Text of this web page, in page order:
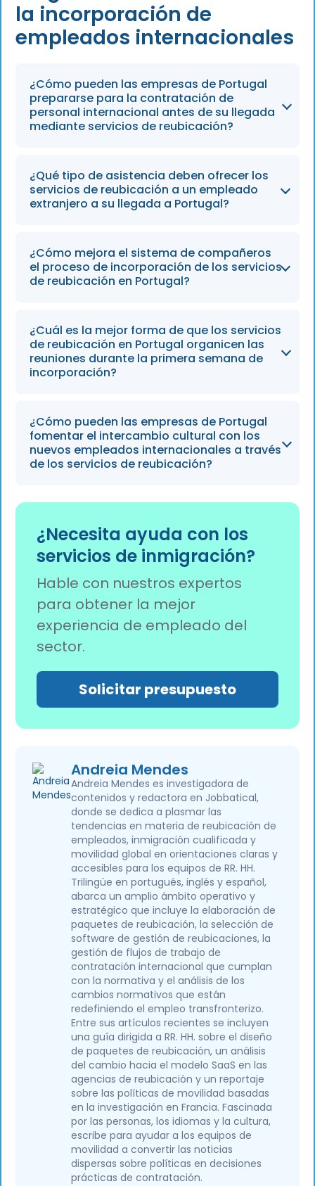
la incorporación de
empleados internacionales
¿Cómo pueden las empresas de Portugal
prepararse para la contratación de
personal internacional antes de su llegada
mediante servicios de reubicación?
Las empresas deberían programar reuniones
en equipo antes de la llegada y abordar
cuestiones prácticas como el alojamiento y
oficinas será una práctica habitual en la
integración del talento internacional.
¿Qué tipo de asistencia deben ofrecer los
servicios de reubicación a un empleado
extranjero a su llegada a Portugal?
Un detalle personal, como que los
compañeros de trabajo reciban al nuevo
empleado en el aeropuerto y le entreguen un
considerablemente la adaptación a un nuevo
país.
¿Cómo mejora el sistema de compañeros
el proceso de incorporación de los servicios
de reubicación en Portugal?
Emparejar a un nuevo empleado con un
compañero de otro departamento les ayuda
a familiarizarse tanto con el lugar de trabajo
como con la ciudad. Se prevé que este
reubicación exitosas hasta 2026.
¿Cuál es la mejor forma de que los servicios
de reubicación en Portugal organicen las
reuniones durante la primera semana de
incorporación?
Es fundamental reducir al mínimo las
reuniones para permitir el descanso y la
adaptación. Abrumar a los nuevos empleados
internacionales con sesiones consecutivas
integración a largo plazo.
¿Cómo pueden las empresas de Portugal
fomentar el intercambio cultural con los
nuevos empleados internacionales a través
de los servicios de reubicación?
Los equipos deberían invitar a los nuevos
empleados a compartir tradiciones o
costumbres de su cultura de origen. Esto
fomenta la inclusión y celebra la diversidad
única que el talento internacional aporta a la
plantilla.
¿Necesita ayuda con los
servicios de inmigración?
Hable con nuestros expertos
para obtener la mejor
experiencia de empleado del
sector.
Solicitar presupuesto
Andreia Mendes
Andreia Mendes es investigadora de
contenidos y redactora en Jobbatical,
donde se dedica a plasmar las
tendencias en materia de reubicación de
empleados, inmigración cualificada y
movilidad global en orientaciones claras y
accesibles para los equipos de RR. HH.
Trilingüe en portugués, inglés y español,
abarca un amplio ámbito operativo y
estratégico que incluye la elaboración de
paquetes de reubicación, la selección de
software de gestión de reubicaciones, la
gestión de flujos de trabajo de
contratación internacional que cumplan
con la normativa y el análisis de los
cambios normativos que están
redefiniendo el empleo transfronterizo.
Entre sus artículos recientes se incluyen
una guía dirigida a RR. HH. sobre el diseño
de paquetes de reubicación, un análisis
del cambio hacia el modelo SaaS en las
agencias de reubicación y un reportaje
sobre las políticas de movilidad basadas
en la investigación en Francia. Fascinada
por las personas, los idiomas y la cultura,
escribe para ayudar a los equipos de
movilidad a convertir las noticias
dispersas sobre políticas en decisiones
prácticas de contratación.